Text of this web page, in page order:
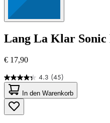
Lang La Klar Sonic
€ 17,90
4.3 (45)
4.3
von
5
Sternen.
45
In den Warenkorb